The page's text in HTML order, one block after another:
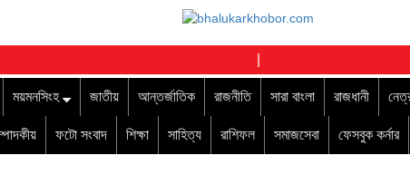
ময়মনসিংহ জাতীয় আন্তর্জাতিক রাজনীতি সারা বাংলা রাজধানী
ফটো সংবাদ শিক্ষা সাহিত্য রাশিফল সমাজসেবা ফেসবুক কর্নার